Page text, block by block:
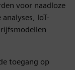
voor naadloze
IoT-
toegang op